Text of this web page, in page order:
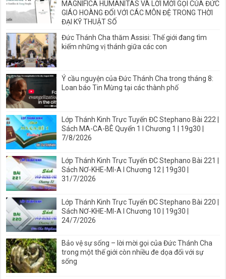
MAGNIFICA HUMANITAS VÀ LỜI MỜI GỌI CỦA ĐỨC
GIÁO HOÀNG ĐỐI VỚI CÁC MÔN ĐỆ TRONG THỜI
ĐẠI KỸ THUẬT SỐ
Đức Thánh Cha thăm Assisi: Thế giới đang tìm
kiếm những vị thánh giữa các con
Ý cầu nguyện của Đức Thánh Cha trong tháng 8:
Loan báo Tin Mừng tại các thành phố
Lớp Thánh Kinh Trực Tuyến ĐC Stephano Bài 222 |
Sách MA-CA-BÊ Quyển 1 I Chương 1 | 19g30 |
7/8/2026
Lớp Thánh Kinh Trực Tuyến ĐC Stephano Bài 221 |
Sách NƠ-KHE-MI-A I Chương 12 | 19g30 |
31/7/2026
Lớp Thánh Kinh Trực Tuyến ĐC Stephano Bài 220 |
Sách NƠ-KHE-MI-A I Chương 10 | 19g30 |
24/7/2026
Bảo vệ sự sống – lời mời gọi của Đức Thánh Cha
trong một thế giới còn nhiều đe dọa đối với sự
sống